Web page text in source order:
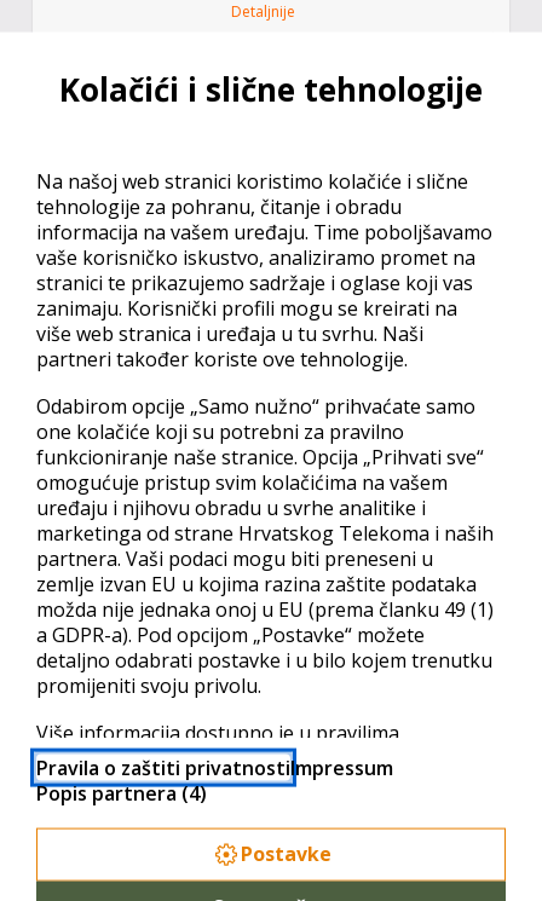
Kolačići i slične tehnologije
Na našoj web stranici koristimo kolačiće i slične
tehnologije za pohranu, čitanje i obradu
informacija na vašem uređaju. Time poboljšavamo
vaše korisničko iskustvo, analiziramo promet na
stranici te prikazujemo sadržaje i oglase koji vas
zanimaju. Korisnički profili mogu se kreirati na
više web stranica i uređaja u tu svrhu. Naši
partneri također koriste ove tehnologije.
Odabirom opcije „Samo nužno“ prihvaćate samo
one kolačiće koji su potrebni za pravilno
funkcioniranje naše stranice. Opcija „Prihvati sve“
omogućuje pristup svim kolačićima na vašem
uređaju i njihovu obradu u svrhe analitike i
marketinga od strane Hrvatskog Telekoma i naših
partnera. Vaši podaci mogu biti preneseni u
zemlje izvan EU u kojima razina zaštite podataka
možda nije jednaka onoj u EU (prema članku 49 (1)
a GDPR-a). Pod opcijom „Postavke“ možete
detaljno odabrati postavke i u bilo kojem trenutku
promijeniti svoju privolu.
Više informacija dostupno je u pravilima
privatnosti i popisu partnera.
Pravila o zaštiti privatnostiImpressum
Popis partnera (4)
Postavke
Detaljnije
Advanced
25 GBProstora
NeograničenBroj Email Adresa
10Domena
24/7 Podrška
110,00€
godišnje
Detaljnije
ODABERITE